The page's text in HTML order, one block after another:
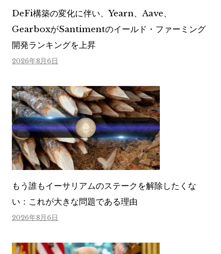
DeFi構築の変化に伴い、Yearn、Aave、
GearboxがSantimentのイールド・ファーミング
開発ランキングを上昇
2026年8月6日
もう誰もイーサリアムのステークを解除したくな
い：これが大きな問題である理由
2026年8月6日